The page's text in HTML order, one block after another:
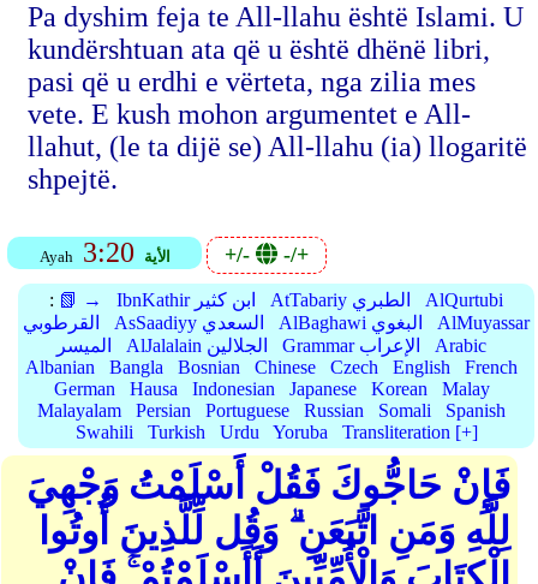
Pa dyshim feja te All-llahu është Islami. U
kundërshtuan ata që u është dhënë libri,
pasi që u erdhi e vërteta, nga zilia mes
vete. E kush mohon argumentet e All-
llahut, (le ta dijë se) All-llahu (ia) llogaritë
shpejtë.
Ayah 3:20 الأية +/- -/+
: 📗 → IbnKathir ابن كثير AtTabariy الطبري
AlQurtubi
القرطوبي
AsSaadiyy السعدي AlBaghawi البغوي
AlMuyassar
الميسر
AlJalalain الجلالين Grammar الإعراب
Arabic
Albanian
Bangla Bosnian Chinese Czech English
French
German
Hausa Indonesian Japanese Korean
Malay
Malayalam
Persian Portuguese Russian Somali
Spanish
Swahili
Turkish Urdu Yoruba Transliteration [+]
فَإِنْ حَاجُّوكَ فَقُلْ أَسْلَمْتُ وَجْهِيَ
لِلَّهِ وَمَنِ اتَّبَعَنِ ۗ وَقُل لِّلَّذِينَ أُوتُوا